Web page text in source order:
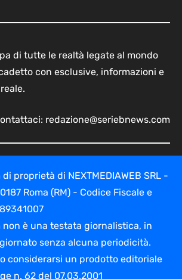
di tutte le realtà legate al mondo
con esclusive, informazioni e
redazione@seriebnews.com
proprietà di NEXTMEDIAWEB SRL -
Roma (RM) - Codice Fiscale e
non è una testata giornalistica, in
senza alcuna periodicità.
considerarsi un prodotto editoriale
n. 62 del 07.03.2001